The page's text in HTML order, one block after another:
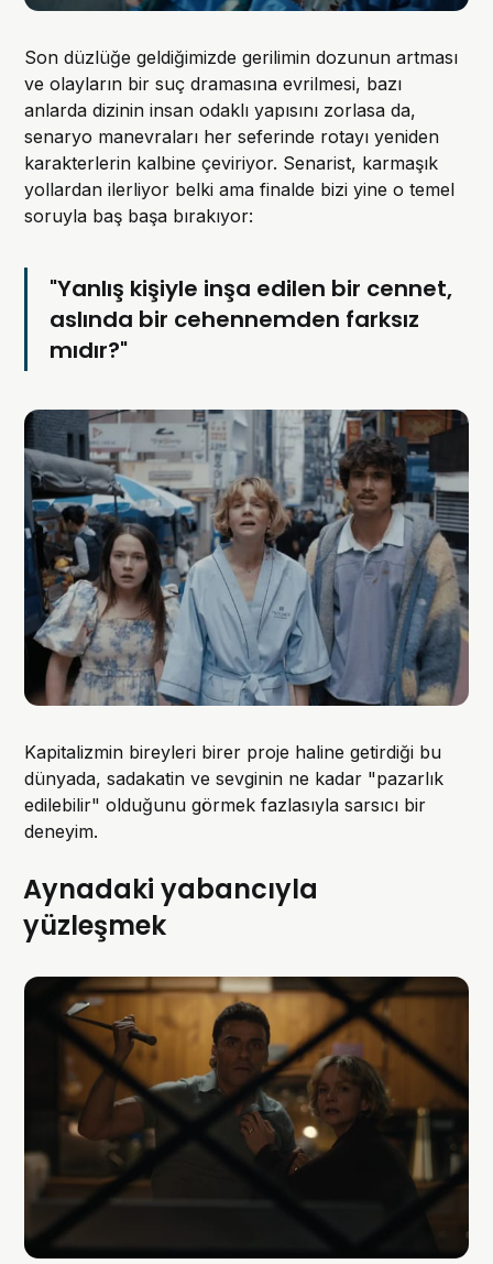
Son düzlüğe geldiğimizde gerilimin dozunun artması
ve olayların bir suç dramasına evrilmesi, bazı
anlarda dizinin insan odaklı yapısını zorlasa da,
senaryo manevraları her seferinde rotayı yeniden
karakterlerin kalbine çeviriyor. Senarist, karmaşık
yollardan ilerliyor belki ama finalde bizi yine o temel
soruyla baş başa bırakıyor:
"Yanlış kişiyle inşa edilen bir cennet,
aslında bir cehennemden farksız
mıdır?"
Kapitalizmin bireyleri birer proje haline getirdiği bu
dünyada, sadakatin ve sevginin ne kadar "pazarlık
edilebilir" olduğunu görmek fazlasıyla sarsıcı bir
deneyim.
Aynadaki yabancıyla
yüzleşmek